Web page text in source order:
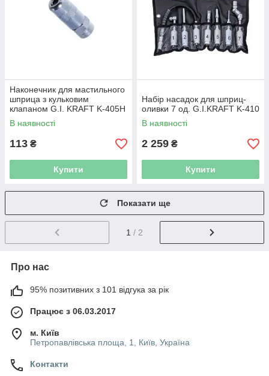
Наконечник для мастильного
шприца з кульковим
клапаном G.I. KRAFT K-405H
В наявності
113 ₴
Купити
Набір насадок для шприц-
оливки 7 од. G.I.KRAFT K-410
В наявності
2 259 ₴
Купити
Показати ще
1 / 2
Про нас
95% позитивних з 101 відгука за рік
Працює з 06.03.2017
м. Київ
Петропавлівська площа, 1, Київ, Україна
Контакти